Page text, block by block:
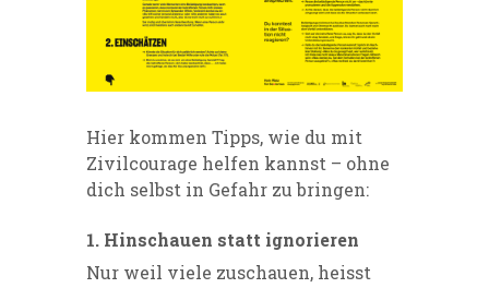
Hier kommen Tipps, wie du mit
Zivilcourage helfen kannst – ohne
dich selbst in Gefahr zu bringen:
1. Hinschauen statt ignorieren
Nur weil viele zuschauen, heisst